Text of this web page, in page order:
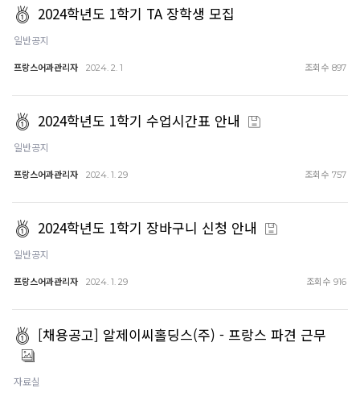
2024학년도 1학기 TA 장학생 모집
일반공지
프랑스어과관리자 2024. 2. 1 조회수 897
2024학년도 1학기 수업시간표 안내
일반공지
프랑스어과관리자 2024. 1. 29 조회수 757
2024학년도 1학기 장바구니 신청 안내
일반공지
프랑스어과관리자 2024. 1. 29 조회수 916
[채용공고] 알제이씨홀딩스(주) - 프랑스 파견 근무
자료실